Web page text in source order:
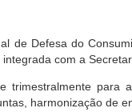
de Defesa do
com a
trimestralmente para
harmonização de